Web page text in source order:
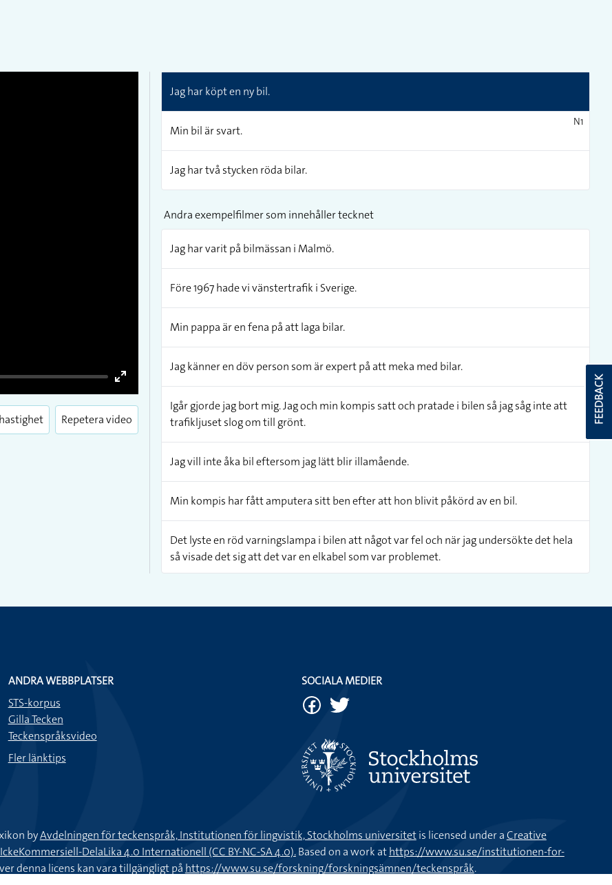
Enter
fullscreen
Repetera video
Jag har köpt en ny bil.
Min bil är svart.
N1
Jag har två stycken röda bilar.
Andra exempelfilmer som innehåller tecknet
Jag har varit på bilmässan i Malmö.
Före 1967 hade vi vänstertrafik i Sverige.
Min pappa är en fena på att laga bilar.
Jag känner en döv person som är expert på att meka med bilar.
Igår gjorde jag bort mig. Jag och min kompis satt och pratade i bilen så jag såg inte att
trafikljuset slog om till grönt.
Jag vill inte åka bil eftersom jag lätt blir illamående.
Min kompis har fått amputera sitt ben efter att hon blivit påkörd av en bil.
Det lyste en röd varningslampa i bilen att något var fel och när jag undersökte det hela
så visade det sig att det var en elkabel som var problemet.
Förra veckan var jag med om en krock, men jag klarade mig utan en skråma.
Jag besiktigade bilen för två veckor sedan. Nu är det fjärde året på raken som den gått
När jag hade försökt att starta bilen några gånger utan att lyckas, upptäckte jag att
På fredagseftermiddagarna brukar det vara bilköer ut från stan.
FEEDBACK
ANDRA WEBBPLATSER
STS-korpus
Gilla Tecken
Teckenspråksvideo
Fler länktips
SOCIALA MEDIER
byAvdelningen för teckenspråk, Institutionen för lingvistik, Stockholms universitetis licensed under aCreative
DelaLika 4.0 Internationell (CC BY-NC-SA 4.0).Based on a work athttps://www.su.se/institutionen-for-
denna licens kan vara tillgängligt på https://www.su.se/forskning/forskningsämnen/teckenspråk.